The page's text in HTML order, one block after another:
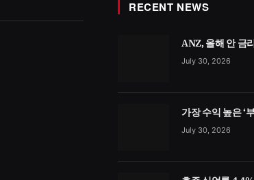
RECENT NEWS
ANZ, 올해 안 금
July 30, 2026
가장 수익 높은 ‘
July 30, 2026